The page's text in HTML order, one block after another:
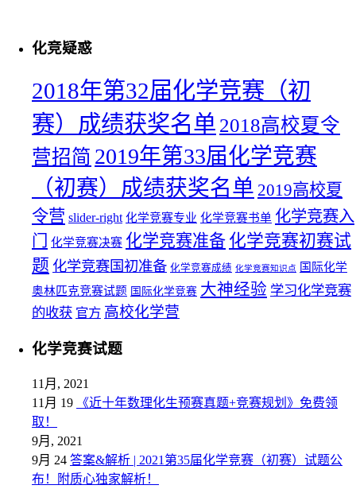
化竞疑惑
2018年第32届化学竞赛（初
赛）成绩获奖名单 2018高校夏令
营招简 2019年第33届化学竞赛
（初赛）成绩获奖名单 2019高校夏
令营 slider-right 化学竞赛专业 化学竞赛书单 化学竞赛入
门
化学竞赛决赛 化学竞赛准备 化学竞赛初赛试
题 化学竞赛国初准备 化学竞赛成绩 化学竞赛知识点
国际化学
奥林匹克竞赛试题 国际化学竞赛 大神经验 学习化学竞赛
的收获 官方 高校化学营
化学竞赛试题
11月, 2021
11月 19
《近十年数理化生预赛真题+竞赛规划》免费领
取！
9月, 2021
9月 24 答案&解析 | 2021第35届化学竞赛（初赛）试题公
布！附质心独家解析！